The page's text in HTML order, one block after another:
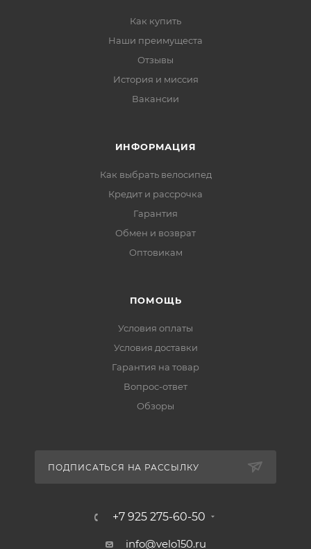
Как купить
Наши преимущеста
Отзывы
История и миссия
Вакансии
ИНФОРМАЦИЯ
Как выбрать велосипед
Кредит и рассрочка
Гарантия
Обмен и возврат
Оптовикам
ПОМОЩЬ
Условия оплаты
Условия доставки
Гарантия на товар
Вопрос-ответ
Обзоры
ПОДПИСАТЬСЯ НА РАССЫЛКУ
+7 925 275-60-50
info@velo150.ru